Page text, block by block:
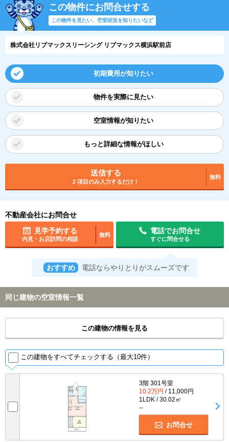
この物件にお問合せする
この物件を見たい、空室状況を知りたいなど
株式会社リブマックスリーシング リブマックス横浜駅前店
初期費用が知りたい
物件を実際に見たい
空室情報が知りたい
もっと詳細な情報がほしい
送信する
2 項目のみ入力するだけ！
無料
不動産会社にお問合せ
見学予約する
内見・お店訪問の相談
無料
電話でお問合せ
すぐに問合せる
おすすめ 電話ならやりとりがスムーズです
同じ建物の空室情報一覧
この建物の情報を見る
この建物をすべてチェックする（最大10件）
3階 301号室
10.2万円 / 11,000円
1LDK / 30.02㎡
--
お問合せ